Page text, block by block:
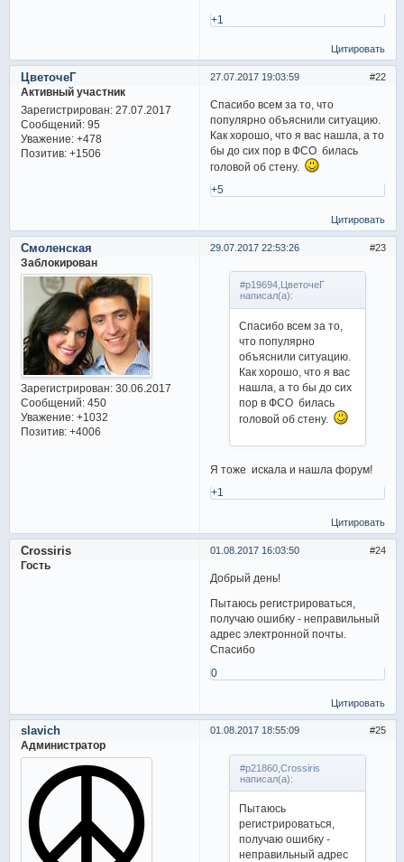
+1
Цитировать
22
27.07.2017 19:03:59
ЦветочеГ
Активный участник
Зарегистрирован: 27.07.2017
Сообщений:95
Уважение: +478
Позитив: +1506
Спасибо всем за то, что
популярно объяснили ситуацию.
Как хорошо, что я вас нашла, а то
бы до сих пор в ФСО билась
головой об стену.
+5
Цитировать
23
29.07.2017 22:53:26
Смоленская
Заблокирован
Зарегистрирован: 30.06.2017
Сообщений:450
Уважение: +1032
Позитив: +4006
#p19694,ЦветочеГ
написал(а):
Спасибо всем за то,
что популярно
объяснили ситуацию.
Как хорошо, что я вас
нашла, а то бы до сих
пор в ФСО билась
головой об стену.
Я тоже искала и нашла форум!
+1
Цитировать
24
01.08.2017 16:03:50
Crossiris
Гость
Добрый день!
Пытаюсь регистрироваться,
получаю ошибку - неправильный
адрес электронной почты.
Спасибо
0
Цитировать
25
01.08.2017 18:55:09
slavich
Администратор
#p21860,Crossiris
написал(а):
Пытаюсь
регистрироваться,
получаю ошибку -
неправильный адрес